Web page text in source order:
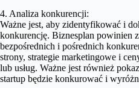
4. Analiza konkurencji:
Ważne jest, aby zidentyfikować i
konkurencję. Biznesplan powinien
bezpośrednich i pośrednich
strony, strategie marketingowe i
lub usług. Ważne jest również
startup będzie konkurować i